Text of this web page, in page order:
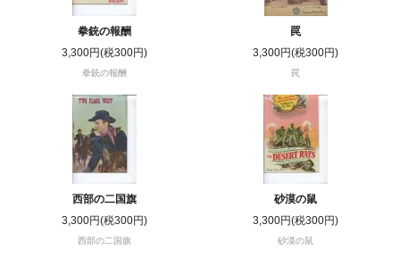
拳銃の報酬
3,300円(税300円)
拳銃の報酬
罠
3,300円(税300円)
罠
西部の二国旗
3,300円(税300円)
西部の二国旗
砂漠の鼠
3,300円(税300円)
砂漠の鼠